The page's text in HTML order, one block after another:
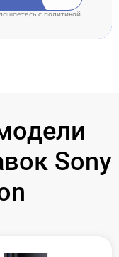
cполитикой
Sony